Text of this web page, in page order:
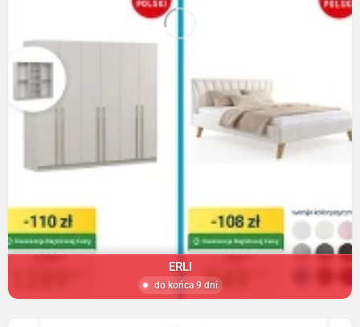
ERLI
do końca 9 dni